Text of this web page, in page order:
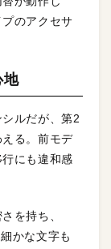
のアクセサ
地
ルだが、第2
る。前モデ
にも違和感
を持ち、
かな文字も